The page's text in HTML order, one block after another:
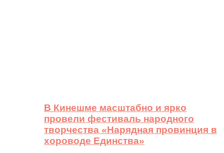
В Кинешме масштабно и ярко
провели фестиваль народного
творчества «Нарядная провинция в
хороводе Единства»